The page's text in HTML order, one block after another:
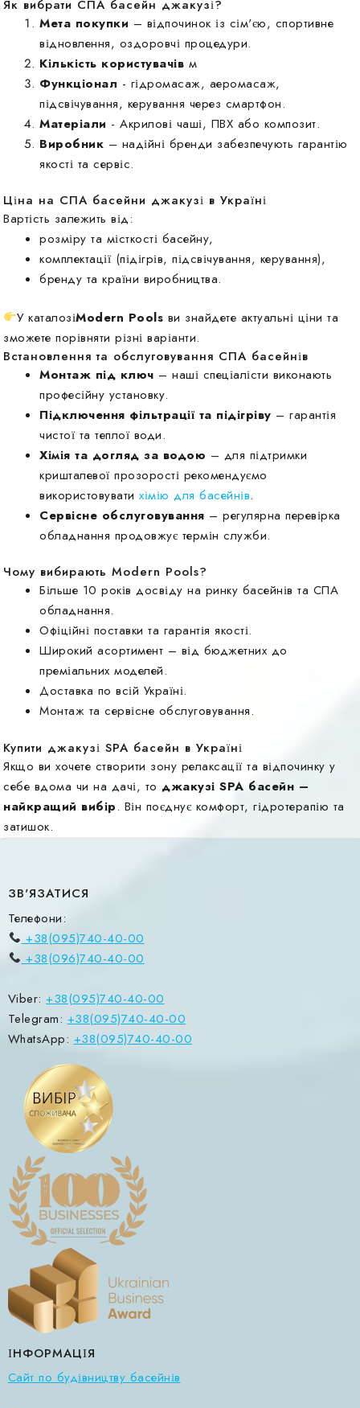
Як вибрати СПА басейн джакузі?
Мета покупки – відпочинок із сім'єю, спортивне
відновлення, оздоровчі процедури.
Кількість користувачів м
Функціонал - гідромасаж, аеромасаж,
підсвічування, керування через смартфон.
Матеріали - Акрилові чаші, ПВХ або композит.
Виробник – надійні бренди забезпечують гарантію
якості та сервіс.
Ціна на СПА басейни джакузі в Україні
Вартість залежить від:
розміру та місткості басейну,
комплектації (підігрів, підсвічування, керування),
бренду та країни виробництва.
У каталозіModern Pools ви знайдете актуальні ціни та
зможете порівняти різні варіанти.
Встановлення та обслуговування СПА басейнів
Монтаж під ключ – наші спеціалісти виконають
професійну установку.
Підключення фільтрації та підігріву – гарантія
чистої та теплої води.
Хімія та догляд за водою – для підтримки
кришталевої прозорості рекомендуємо
використовувати хімію для басейнів.
Сервісне обслуговування – регулярна перевірка
обладнання продовжує термін служби.
Чому вибирають Modern Pools?
Більше 10 років досвіду на ринку басейнів та СПА
обладнання.
Офіційні поставки та гарантія якості.
Широкий асортимент – від бюджетних до
преміальних моделей.
Доставка по всій Україні.
Монтаж та сервісне обслуговування.
Купити джакузі SPA басейн в Україні
Якщо ви хочете створити зону релаксації та відпочинку у
себе вдома чи на дачі, то джакузі SPA басейн –
найкращий вибір. Він поєднує комфорт, гідротерапію та
затишок.
ЗВ'ЯЗАТИСЯ
Телефони:
+38(095)740-40-00
+38(096)740-40-00
Viber: +38(095)740-40-00
Telegram: +38(095)740-40-00
WhatsApp: +38(095)740-40-00
ІНФОРМАЦІЯ
Сайт по будівництву басейнів